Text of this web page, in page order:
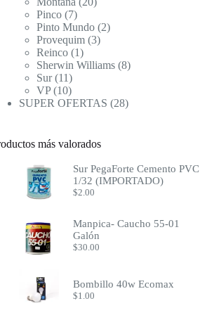
Pinco 77
productos
Pinto Mundo 22
Provequim 33
Reinco 11
producto
Sherwin Williams 88
Sur 1111
productos
VP 1010
productos
SUPER OFERTAS 2828
más valorados
Sur PegaForte Cemento PVC
1/32 (IMPORTADO)
$2.00
Manpica- Caucho 55-01
Galón
$30.00
Bombillo 40w Ecomax
$1.00